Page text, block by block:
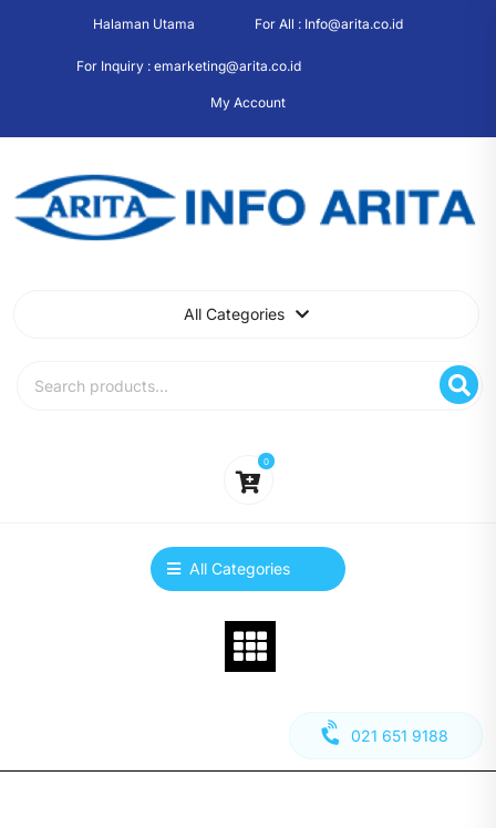
Halaman Utama For All : Info@arita.co.id
For Inquiry : emarketing@arita.co.id
My Account
All Categories
0
All Categories
021 651 9188